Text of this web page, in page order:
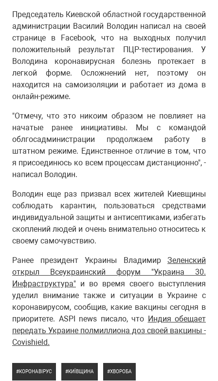
Председатель Киевской областной государственной
администрации Василий Володин написал на своей
странице в Facebook, что на выходных получил
положительный результат ПЦР-тестирования. У
Володина коронавирусная болезнь протекает в
легкой форме. Осложнений нет, поэтому он
находится на самоизоляции и работает из дома в
онлайн-режиме.
"Отмечу, что это никоим образом не повлияет на
начатые ранее инициативы. Мы с командой
облгосадминистрации продолжаем работу в
штатном режиме. Единственное отличие в том, что
я присоединюсь ко всем процессам дистанционно", -
написал Володин.
Володин еще раз призвал всех жителей Киевщины
соблюдать карантин, пользоваться средствами
индивидуальной защиты и антисептиками, избегать
скоплений людей и очень внимательно относитесь к
своему самочувствию.
Ранее президент Украины Владимир Зеленский
открыл Всеукраинский форум "Украина 30.
Инфраструктура" и во время своего выступления
уделил внимание также и ситуации в Украине с
коронавирусом, сообщив, какие вакцины сегодня в
приоритете. ASPI news писало, что Индия обещает
передать Украине полмиллиона доз своей вакцины -
Covishield.
КОРОНАВІРУС КИЇВЩИНА ХВОРОБА